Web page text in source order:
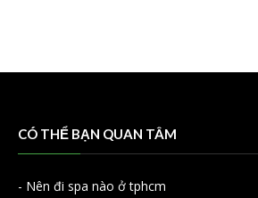
CÓ THỂ BẠN QUAN TÂM
- Nên đi spa nào ở tphcm